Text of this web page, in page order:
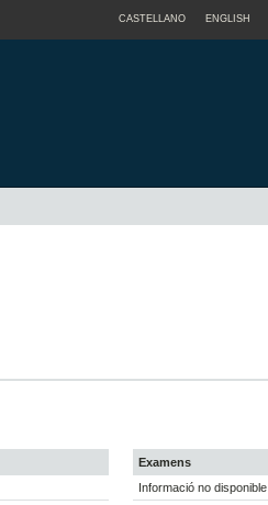
CASTELLANO ENGLISH
Examens
Informació no disponible